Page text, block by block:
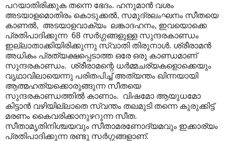
പറയാതിരിക്കുക തന്നെ ഭേദം. ഹനുമാൻ വശം
അടയാളമൊതിരം കൊടുക്കൽ, സമുദ്രലംഘനം സീതയെ
കാണൽ, അടയാളവാക്യം ലങ്കാദഹനം, ഇവയൊക്കെ
പ്രതിപാദിക്കുന്ന 68 സർഗ്ഗങ്ങളുള്ള സുന്ദരകാണ്ഡം
ഇല്ലാതാക്കിയിരിക്കുന്നു സ്വാതി തിരുനാൾ. ശ്രീരാമൻ
അധികം പ്രത്യക്ഷപ്പെടാത്ത ഒരേ ഒരു കാണ്ഡമാണ്
സുന്ദരകാണ്ഡം. ശ്രീരാമന്റെ ധർമ്മചര്യകളൊക്കെയും
വൃഥാവിലായെന്നു പരിതപിച്ച് അത്യന്തം ഖിന്നയായി
ആത്മഹത്യക്കൊരുങ്ങുന്ന സീതയെ
സുന്ദരകാണ്ഡത്തിൽ കാണാം. വിഷമോ ആയുധമോ
കിട്ടാൻ വഴിയില്ലാതെ സ്വന്തം തലമുടി തന്നെ കുരുക്കിട്ട്
മരണം കൈവരിക്കാനുഴറുന്ന സീത.
സീതാമൃതിനിശ്ചയവും സീതാമരണോദ്യമവും ഇക്കാര്യം
പ്രതിപാദിക്കുന്ന രണ്ടു സർഗ്ഗങ്ങളാണ്.